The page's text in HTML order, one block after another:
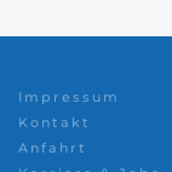
Impressum
Kontakt
Anfahrt